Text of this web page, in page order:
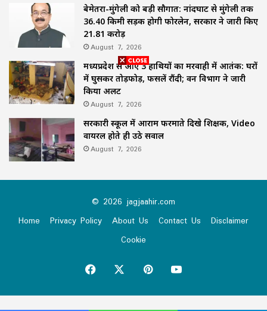
बेमेतरा-मुंगेली को बड़ी सौगात: नांदघाट से मुंगेली तक
36.40 किमी सड़क होगी फोरलेन, सरकार ने जारी किए
21.81 करोड़
August 7, 2026
मध्यप्रदेश से आए 3 हाथियों का मरवाही में आतंक: घरों
में घुसकर तोड़फोड़, फसलें रौंदी; वन विभाग ने जारी
किया अलर्ट
August 7, 2026
सरकारी स्कूल में आराम फरमाते दिखे शिक्षक, Video
वायरल होते ही उठे सवाल
August 7, 2026
© 2026 jagjaahir.com
Home
Privacy Policy About Us Contact Us
Disclaimer
Cookie
Facebook PinterestYouTube